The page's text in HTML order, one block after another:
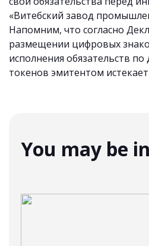
«Витебский завод
Напомним, что согласно
размещении цифровых
исполнения обязательств
токенов эмитентом
You may be